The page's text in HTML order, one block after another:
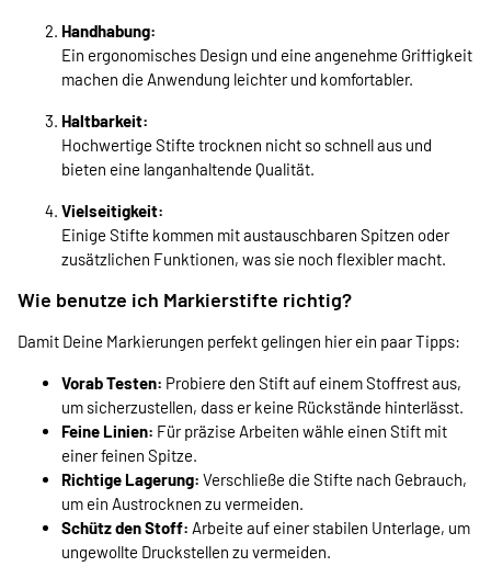
Handhabung:
Ein ergonomisches Design und eine angenehme Griffigkeit
machen die Anwendung leichter und komfortabler.
Haltbarkeit:
Hochwertige Stifte trocknen nicht so schnell aus und
bieten eine langanhaltende Qualität.
Vielseitigkeit:
Einige Stifte kommen mit austauschbaren Spitzen oder
zusätzlichen Funktionen, was sie noch flexibler macht.
Wie benutze ich Markierstifte richtig?
Damit Deine Markierungen perfekt gelingen hier ein paar Tipps:
Vorab Testen: Probiere den Stift auf einem Stoffrest aus,
um sicherzustellen, dass er keine Rückstände hinterlässt.
Feine Linien: Für präzise Arbeiten wähle einen Stift mit
einer feinen Spitze.
Richtige Lagerung: Verschließe die Stifte nach Gebrauch,
um ein Austrocknen zu vermeiden.
Schütz den Stoff: Arbeite auf einer stabilen Unterlage, um
ungewollte Druckstellen zu vermeiden.